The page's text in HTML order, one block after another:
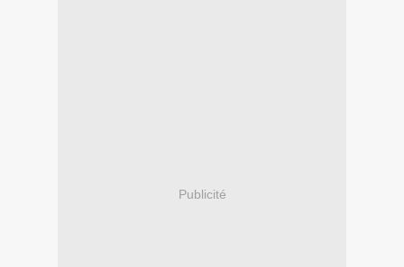
Publicité